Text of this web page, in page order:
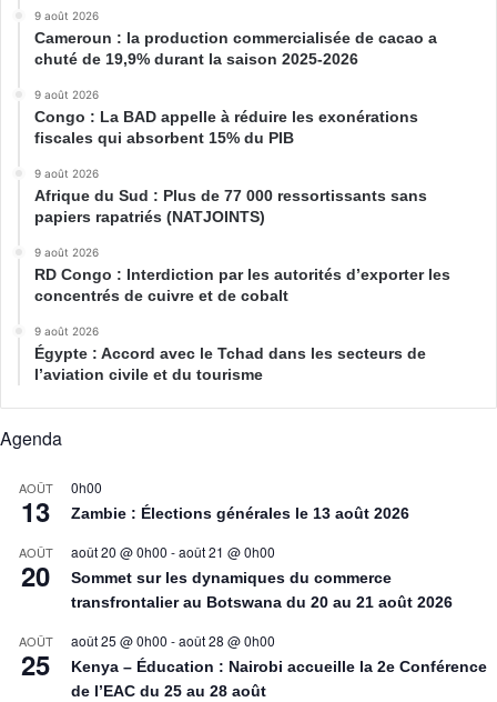
9 août 2026
Cameroun : la production commercialisée de cacao a
chuté de 19,9% durant la saison 2025-2026
9 août 2026
Congo : La BAD appelle à réduire les exonérations
fiscales qui absorbent 15% du PIB
9 août 2026
Afrique du Sud : Plus de 77 000 ressortissants sans
papiers rapatriés (NATJOINTS)
9 août 2026
RD Congo : Interdiction par les autorités d’exporter les
concentrés de cuivre et de cobalt
9 août 2026
Égypte : Accord avec le Tchad dans les secteurs de
l’aviation civile et du tourisme
Agenda
AOÛT
13
0h00
Zambie : Élections générales le 13 août 2026
AOÛT
20
août 20 @ 0h00 -août 21 @ 0h00
Sommet sur les dynamiques du commerce
transfrontalier au Botswana du 20 au 21 août 2026
AOÛT
25
août 25 @ 0h00 -août 28 @ 0h00
Kenya – Éducation : Nairobi accueille la 2e Conférence
de l’EAC du 25 au 28 août